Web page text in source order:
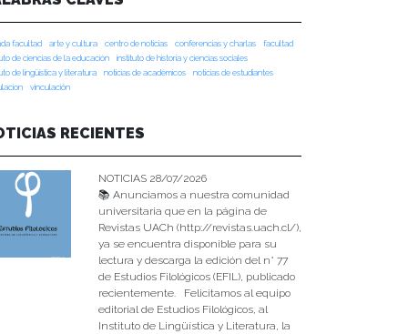
facultad arte y cultura centro de noticias conferencias y charlas
facultad
de ciencias de la educación
instituto de historia y ciencias sociales
de lingüística y literatura
noticias de académicos
noticias de estudiantes
vinculación
RECIENTES
NOTICIAS 28/07/2026
📚 Anunciamos a nuestra comunidad
universitaria que en la página de
Revistas UACh (http://revistas.uach.cl/),
ya se encuentra disponible para su
lectura y descarga la edición del n° 77
de Estudios Filológicos (EFIL), publicado
recientemente. Felicitamos al equipo
editorial de Estudios Filológicos, al
Instituto de Lingüística y Literatura, la